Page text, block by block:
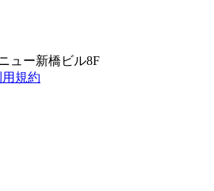
ュー新橋ビル8F
用規約